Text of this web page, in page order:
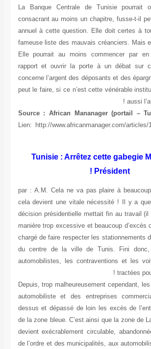
La Banque Centrale de Tunisie pourrait
consacrant au moins un chapitre, fusse-t-il
annuel à cette question. Elle doit certes à
fameuse liste des mauvais créanciers. Mais
Elle pourrait au moins commencer par
rapport et ouvrir la porte à un débat sur
concerne l’argent des déposants et des
peut le faire, si ce n’est cette vénérable
aussi
(Source : African Mananager (portail –
Lien: http://www.africanmanager.com/articles/
Tunisie : Arrêtez cette gabegie
Président !
par : A.M. Cela ne va pas plaire à
cela devient une vitale nécessité ! Il y a
décision présidentielle mettait fin au travail (il
manière trop excessive et beaucoup d’excès
chargé de faire respecter les stationnements
du centre de la ville de Tunis. Fini donc,
automobilistes, les contraventions et les
tractées
Depuis, trop malheureusement cependant,
automobiliste et des entreprises
dessus et dépassé de loin les excès de
de la zone bleue. C’est ainsi que la zone de
devient exécrablement circulable,
de l’ordre et des municipalités, aux